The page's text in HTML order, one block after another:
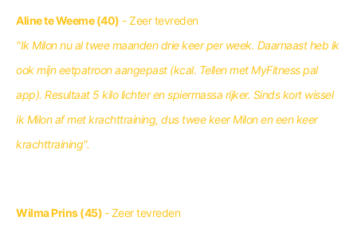
Aline te Weeme (40) - Zeer tevreden
"Ik Milon nu al twee maanden drie keer per week. Daarnaast heb ik
ook mijn eetpatroon aangepast (kcal. Tellen met MyFitness pal
app). Resultaat 5 kilo lichter en spiermassa rijker. Sinds kort wissel
ik Milon af met krachttraining, dus twee keer Milon en een keer
krachttraining".
Wilma Prins (45) - Zeer tevreden